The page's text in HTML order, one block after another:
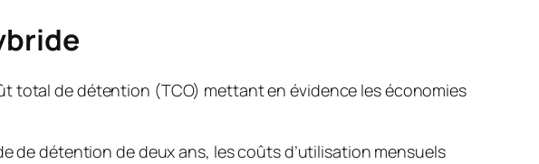
total de détention (TCO) mettant en évidence les économies
de détention de deux ans, les coûts d’utilisation mensuels